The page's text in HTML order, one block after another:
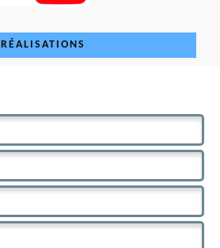
RÉALISATIONS